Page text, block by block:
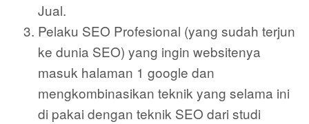
Jual.
Pelaku SEO Profesional (yang sudah terjun
ke dunia SEO) yang ingin websitenya
masuk halaman 1 google dan
mengkombinasikan teknik yang selama ini
di pakai dengan teknik SEO dari studi